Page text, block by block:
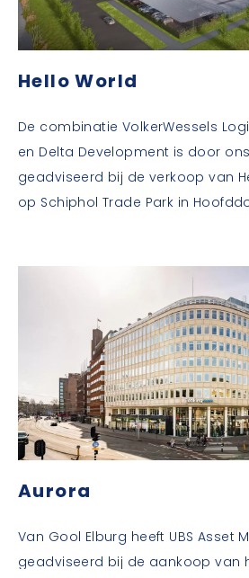
Hello World
De combinatie VolkerWessels
en Delta Development is door
geadviseerd bij de verkoop van
op Schiphol Trade Park in
Aurora
Van Gool Elburg heeft UBS Asset
geadviseerd bij de aankoop van